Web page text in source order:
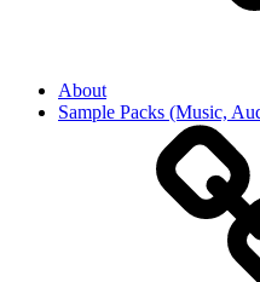
About
Sample Packs (Music,